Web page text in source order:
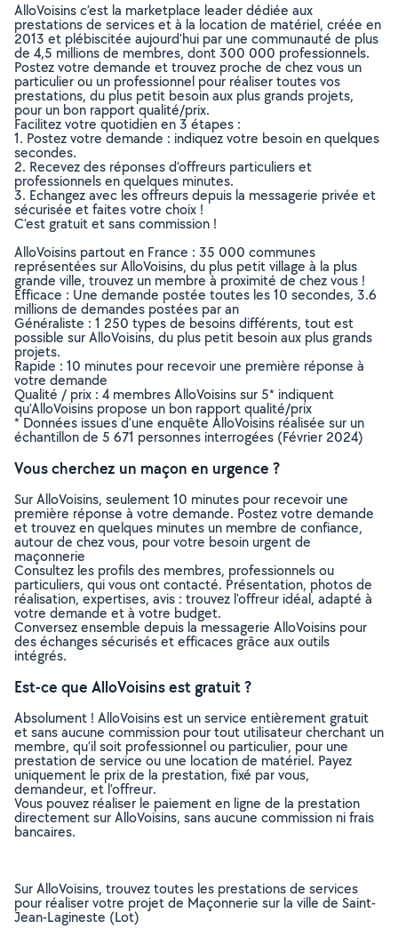
AlloVoisins c’est la marketplace leader dédiée aux
prestations de services et à la location de matériel, créée en
2013 et plébiscitée aujourd’hui par une communauté de plus
de 4,5 millions de membres, dont 300 000 professionnels.
Postez votre demande et trouvez proche de chez vous un
particulier ou un professionnel pour réaliser toutes vos
prestations, du plus petit besoin aux plus grands projets,
pour un bon rapport qualité/prix.
Facilitez votre quotidien en 3 étapes :
1. Postez votre demande : indiquez votre besoin en quelques
secondes.
2. Recevez des réponses d’offreurs particuliers et
professionnels en quelques minutes.
3. Echangez avec les offreurs depuis la messagerie privée et
sécurisée et faites votre choix !
C’est gratuit et sans commission !
AlloVoisins partout en France : 35 000 communes
représentées sur AlloVoisins, du plus petit village à la plus
grande ville, trouvez un membre à proximité de chez vous !
Efficace : Une demande postée toutes les 10 secondes, 3.6
millions de demandes postées par an
Généraliste : 1 250 types de besoins différents, tout est
possible sur AlloVoisins, du plus petit besoin aux plus grands
projets.
Rapide : 10 minutes pour recevoir une première réponse à
votre demande
Qualité / prix : 4 membres AlloVoisins sur 5* indiquent
qu’AlloVoisins propose un bon rapport qualité/prix
* Données issues d’une enquête AlloVoisins réalisée sur un
échantillon de 5 671 personnes interrogées (Février 2024)
Vous cherchez un maçon en urgence ?
Sur AlloVoisins, seulement 10 minutes pour recevoir une
première réponse à votre demande. Postez votre demande
et trouvez en quelques minutes un membre de confiance,
autour de chez vous, pour votre besoin urgent de
maçonnerie
Consultez les profils des membres, professionnels ou
particuliers, qui vous ont contacté. Présentation, photos de
réalisation, expertises, avis : trouvez l'offreur idéal, adapté à
votre demande et à votre budget.
Conversez ensemble depuis la messagerie AlloVoisins pour
des échanges sécurisés et efficaces grâce aux outils
intégrés.
Est-ce que AlloVoisins est gratuit ?
Absolument ! AlloVoisins est un service entièrement gratuit
et sans aucune commission pour tout utilisateur cherchant un
membre, qu’il soit professionnel ou particulier, pour une
prestation de service ou une location de matériel. Payez
uniquement le prix de la prestation, fixé par vous,
demandeur, et l’offreur.
Vous pouvez réaliser le paiement en ligne de la prestation
directement sur AlloVoisins, sans aucune commission ni frais
bancaires.
Sur AlloVoisins, trouvez toutes les prestations de services
pour réaliser votre projet de Maçonnerie sur la ville de Saint-
Jean-Lagineste (Lot)